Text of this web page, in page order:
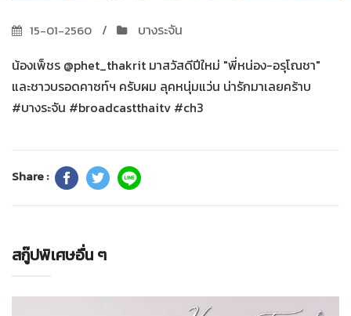
15-01-2560
บางระจัน
น้องเพ็ชร @phet_thakrit มาสวัสดีปีใหม่ "พี่หน่อง-อรุโณชา"
และชาวบรอดคาซท์ฯ ครับผม ลุคหนุ่มแว่น น่ารักมาเลยคร้าบ
#บางระจัน #broadcastthaitv #ch3
Share :
สกู๊ปพิเศษอื่น ๆ